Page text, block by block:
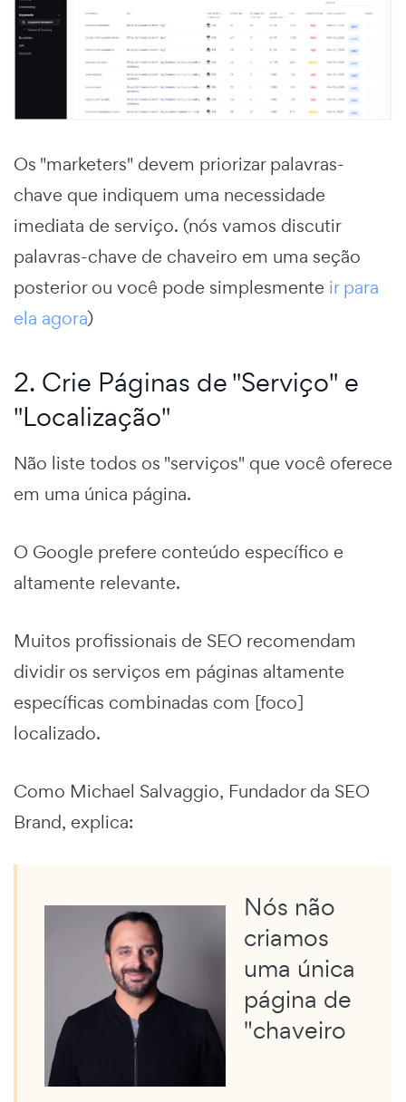
Os "marketers" devem priorizar palavras-
chave que indiquem uma necessidade
imediata de serviço. (nós vamos discutir
palavras-chave de chaveiro em uma seção
posterior ou você pode simplesmente ir para
ela agora)
2. Crie Páginas de "Serviço" e
"Localização"
Não liste todos os "serviços" que você oferece
em uma única página.
O Google prefere conteúdo específico e
altamente relevante.
Muitos profissionais de SEO recomendam
dividir os serviços em páginas altamente
específicas combinadas com [foco]
localizado.
Como Michael Salvaggio, Fundador da SEO
Brand, explica:
Nós não
criamos
uma única
página de
"chaveiro